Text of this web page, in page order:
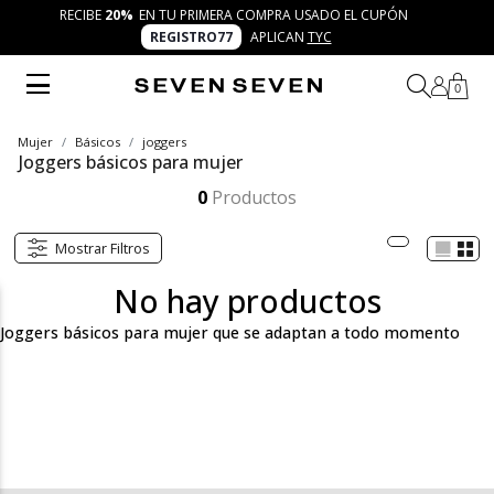
RECIBE 20% EN TU PRIMERA COMPRA USADO EL CUPÓN
REGISTRO77
APLICAN TYC
0
Mujer Básicos joggers
Joggers básicos para mujer
0 Productos
Mostrar Filtros
No hay productos
Joggers básicos para mujer que se adaptan a todo momento
concepto 7 días 7 looks, cada jogger está pensado para